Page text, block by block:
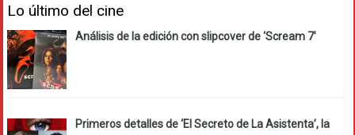
Lo último del cine
Análisis de la edición con slipcover de ‘Scream 7’
Primeros detalles de ‘El Secreto de La Asistenta’, la